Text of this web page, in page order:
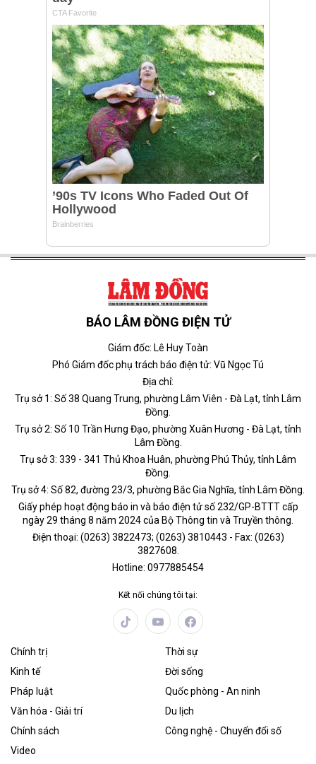
BÁO LÂM ĐỒNG ĐIỆN TỬ
Giám đốc: Lê Huy Toàn
Phó Giám đốc phụ trách báo điện tử: Vũ Ngọc Tú
Địa chỉ:
Trụ sở 1: Số 38 Quang Trung, phường Lâm Viên - Đà Lạt, tỉnh Lâm
Đồng.
Trụ sở 2: Số 10 Trần Hưng Đạo, phường Xuân Hương - Đà Lạt, tỉnh
Lâm Đồng.
Trụ sở 3: 339 - 341 Thủ Khoa Huân, phường Phú Thủy, tỉnh Lâm
Đồng.
Trụ sở 4: Số 82, đường 23/3, phường Bắc Gia Nghĩa, tỉnh Lâm Đồng.
Giấy phép hoạt động báo in và báo điện tử số 232/GP-BTTT cấp
ngày 29 tháng 8 năm 2024 của Bộ Thông tin và Truyền thông.
Điện thoại: (0263) 3822473; (0263) 3810443 - Fax: (0263)
3827608.
Hotline: 0977885454
Kết nối chúng tôi tại:
Chính trị
Thời sự
Kinh tế
Đời sống
Pháp luật
Quốc phòng - An ninh
Văn hóa - Giải trí
Du lịch
Chính sách
Công nghệ - Chuyển đổi số
Video